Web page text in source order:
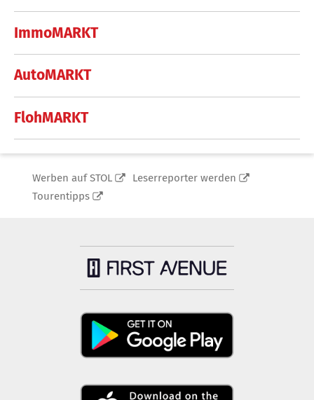
ImmoMARKT
AutoMARKT
FlohMARKT
Werben auf STOL
Leserreporter werden
Tourentipps